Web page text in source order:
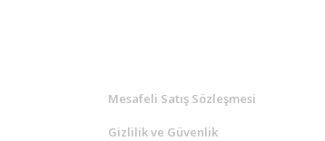
Mesafeli Satış Sözleşmesi
Gizlilik ve Güvenlik